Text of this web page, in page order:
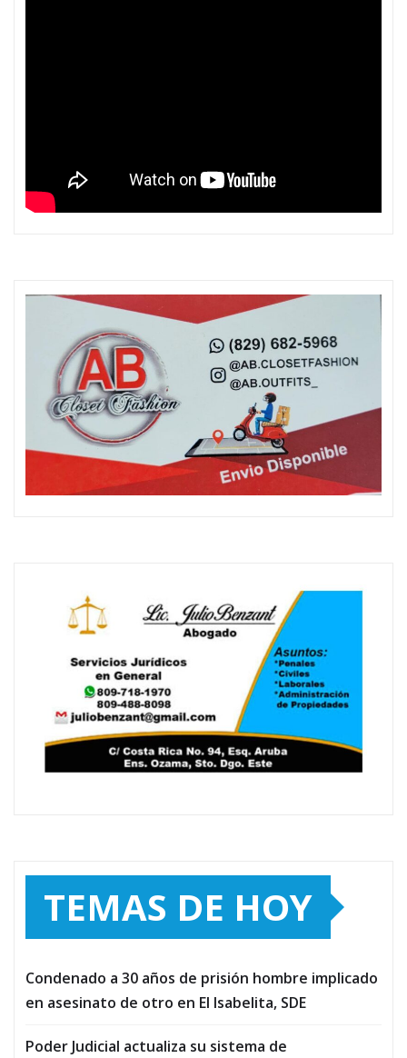
TEMAS DE HOY
Condenado a 30 años de prisión hombre implicado
en asesinato de otro en El Isabelita, SDE
Poder Judicial actualiza su sistema de